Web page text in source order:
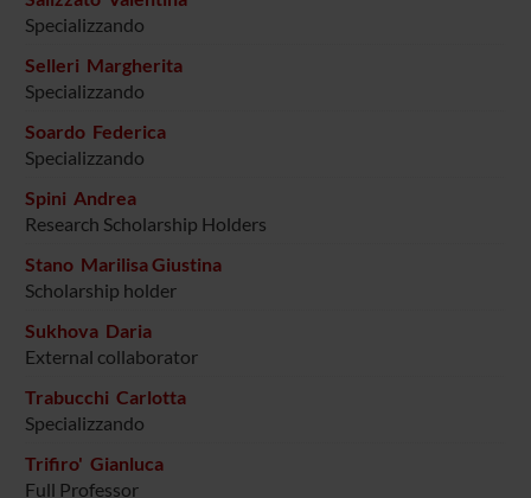
Specializzando
Selleri Margherita
Specializzando
Soardo Federica
Specializzando
Spini Andrea
Research Scholarship Holders
Stano Marilisa Giustina
Scholarship holder
Sukhova Daria
External collaborator
Trabucchi Carlotta
Specializzando
Trifiro' Gianluca
Full Professor